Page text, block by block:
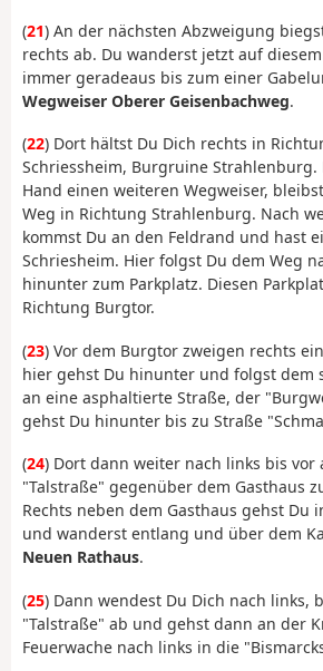
(21) An der nächsten Abzweigung
rechts ab. Du wanderst jetzt auf
immer geradeaus bis zum einer
Wegweiser Oberer Geisenbachweg.
(22) Dort hältst Du Dich rechts in
Schriessheim, Burgruine
Hand einen weiteren Wegweiser,
Weg in Richtung Strahlenburg. Nach
kommst Du an den Feldrand und hast
Schriesheim. Hier folgst Du dem Weg
hinunter zum Parkplatz. Diesen
Richtung Burgtor.
(23) Vor dem Burgtor zweigen rechts
hier gehst Du hinunter und folgst dem
an eine asphaltierte Straße, der
gehst Du hinunter bis zu Straße
(24) Dort dann weiter nach links bis vor
"Talstraße" gegenüber dem Gasthaus
Rechts neben dem Gasthaus gehst Du
und wanderst entlang und über dem
Neuen Rathaus.
(25) Dann wendest Du Dich nach links,
"Talstraße" ab und gehst dann an der
Feuerwache nach links in die